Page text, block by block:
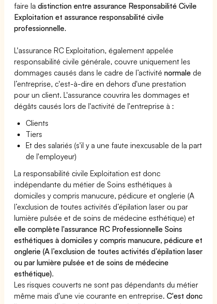
faire ladistinction entre assurance Responsabilité Civile
Exploitation et assurance responsabilité civile
professionnelle.
L'assurance RC Exploitation, également appelée
responsabilité civile générale, couvre uniquement les
dommages causés dans le cadre de l’activiténormale de
l’entreprise, c'est-à-dire en dehors d'une prestation
pour un client. L'assurance couvrira les dommages et
dégâts causés lors de l'activité de l'entreprise à :
Clients
Tiers
Et des salariés (s'il y a une faute inexcusable de la part
de l'employeur)
La responsabilité civile Exploitation est donc
indépendante du métier de Soins esthétiques à
domiciles y compris manucure, pédicure et onglerie (A
l’exclusion de toutes activités d’épilation laser ou par
lumière pulsée et de soins de médecine esthétique) et
elle complète l'assurance RC Professionnelle Soins
esthétiques à domiciles y compris manucure, pédicure et
onglerie (A l’exclusion de toutes activités d’épilation laser
ou par lumière pulsée et de soins de médecine
esthétique).
Les risques couverts ne sont pas dépendants du métier
même mais d'une vie courante en entreprise.C'est donc